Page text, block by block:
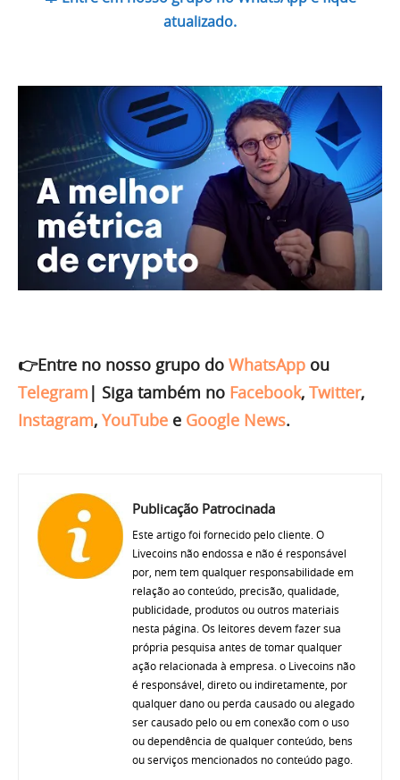
atualizado.
👉Entre no nosso grupo do WhatsApp ou
Telegram | Siga também no Facebook, Twitter,
Instagram, YouTube e Google News.
Publicação Patrocinada
Este artigo foi fornecido pelo cliente. O
Livecoins não endossa e não é responsável
por, nem tem qualquer responsabilidade em
relação ao conteúdo, precisão, qualidade,
publicidade, produtos ou outros materiais
nesta página. Os leitores devem fazer sua
própria pesquisa antes de tomar qualquer
ação relacionada à empresa. o Livecoins não
é responsável, direto ou indiretamente, por
qualquer dano ou perda causado ou alegado
ser causado pelo ou em conexão com o uso
ou dependência de qualquer conteúdo, bens
ou serviços mencionados no conteúdo pago.